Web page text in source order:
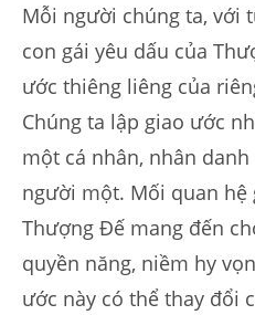
Mỗi người chúng ta, với
con gái yêu dấu của
ước thiêng liêng của
Chúng ta lập giao ước
một cá nhân, nhân
người một. Mối quan hệ
Thượng Đế mang đến
quyền năng, niềm hy
ước này có thể thay đổi